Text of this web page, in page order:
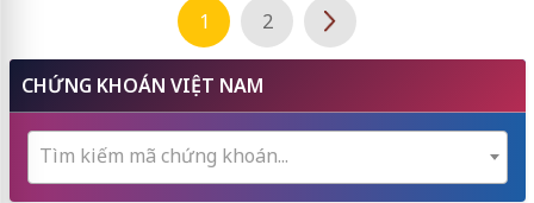
1 2
CHỨNG KHOÁN VIỆT NAM
Tìm kiếm mã chứng khoán...